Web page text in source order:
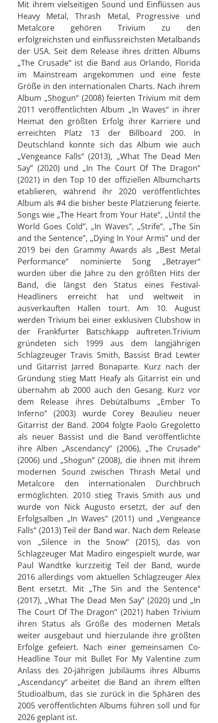
Mit ihrem vielseitigen Sound und Einflüssen aus
Heavy Metal, Thrash Metal, Progressive und
Metalcore gehören Trivium zu den
erfolgreichsten und einflussreichsten Metalbands
der USA. Seit dem Release ihres dritten Albums
„The Crusade“ ist die Band aus Orlando, Florida
im Mainstream angekommen und eine feste
Größe in den internationalen Charts. Nach ihrem
Album „Shogun“ (2008) feierten Trivium mit dem
2011 veröffentlichten Album „In Waves“ in ihrer
Heimat den größten Erfolg ihrer Karriere und
erreichten Platz 13 der Billboard 200. In
Deutschland konnte sich das Album wie auch
„Vengeance Falls“ (2013), „What The Dead Men
Say” (2020) und „In The Court Of The Dragon“
(2021) in den Top 10 der offiziellen Albumcharts
etablieren, während ihr 2020 veröffentlichtes
Album als #4 die bisher beste Platzierung feierte.
Songs wie „The Heart from Your Hate“, „Until the
World Goes Cold”, „In Waves”, „Strife”, „The Sin
and the Sentence”, „Dying In Your Arms” und der
2019 bei den Grammy Awards als „Best Metal
Performance“ nominierte Song „Betrayer“
wurden über die Jahre zu den größten Hits der
Band, die längst den Status eines Festival-
Headliners erreicht hat und weltweit in
ausverkauften Hallen tourt. Am 10. August
werden Trivium bei einer exklusiven Clubshow in
der Frankfurter Batschkapp auftreten.Trivium
gründeten sich 1999 aus dem langjährigen
Schlagzeuger Travis Smith, Bassist Brad Lewter
und Gitarrist Jarred Bonaparte. Kurz nach der
Gründung stieg Matt Heafy als Gitarrist ein und
übernahm ab 2000 auch den Gesang. Kurz vor
dem Release ihres Debütalbums „Ember To
Inferno“ (2003) wurde Corey Beaulieu neuer
Gitarrist der Band. 2004 folgte Paolo Gregoletto
als neuer Bassist und die Band veröffentlichte
ihre Alben „Ascendancy“ (2006), „The Crusade“
(2006) und „Shogun“ (2008), die ihnen mit ihrem
modernen Sound zwischen Thrash Metal und
Metalcore den internationalen Durchbruch
ermöglichten. 2010 stieg Travis Smith aus und
wurde von Nick Augusto ersetzt, der auf den
Erfolgsalben „In Waves“ (2011) und „Vengeance
Falls“ (2013) Teil der Band war. Nach dem Release
von „Silence in the Snow“ (2015), das von
Schlagzeuger Mat Madiro eingespielt wurde, war
Paul Wandtke kurzzeitig Teil der Band, wurde
2016 allerdings vom aktuellen Schlagzeuger Alex
Bent ersetzt. Mit „The Sin and the Sentence“
(2017), „What The Dead Men Say” (2020) und „In
The Court Of The Dragon” (2021) haben Trivium
ihren Status als Größe des modernen Metals
weiter ausgebaut und hierzulande ihre größten
Erfolge gefeiert. Nach einer gemeinsamen Co-
Headline Tour mit Bullet For My Valentine zum
Anlass des 20-jährigen Jubiläums ihres Albums
„Ascendancy“ arbeitet die Band an ihrem elften
Studioalbum, das sie zurück in die Sphären des
2005 veröffentlichten Albums führen soll und für
2026 geplant ist.